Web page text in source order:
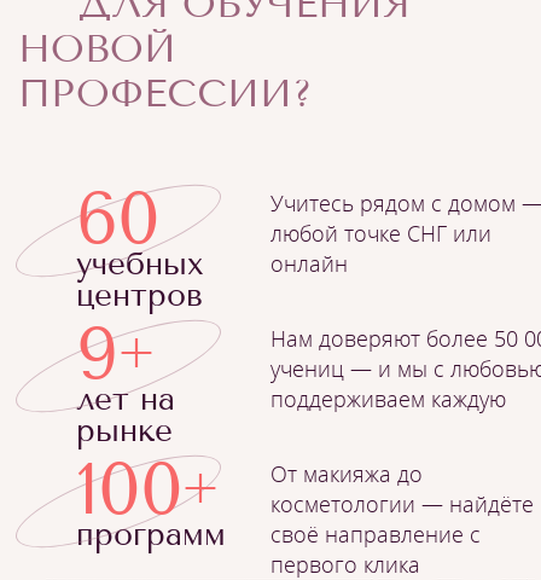
НОВОЙ
ПРОФЕССИИ?
60
учебных
центров
Учитесь рядом с домом
любой точке СНГ или
онлайн
9+
лет на
рынке
Нам доверяют более 50
учениц — и мы с
поддерживаем каждую
100+
программ
От макияжа до
косметологии — найдёте
своё направление с
первого клика